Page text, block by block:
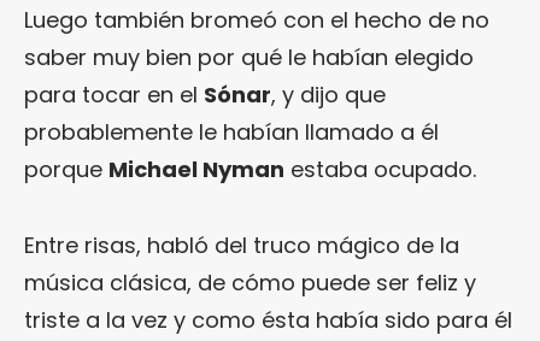
Luego también bromeó con el hecho de no
saber muy bien por qué le habían elegido
para tocar en el Sónar, y dijo que
probablemente le habían llamado a él
porque Michael Nyman estaba ocupado.
Entre risas, habló del truco mágico de la
música clásica, de cómo puede ser feliz y
triste a la vez y como ésta había sido para él